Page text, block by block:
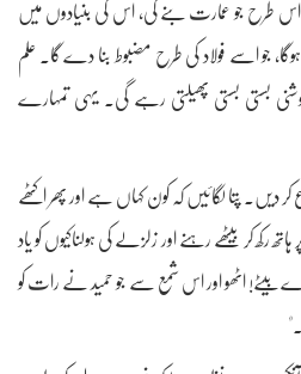
اس طرح جو عمارت بنے گی، اس کی بنیادوں میں
جو اسے فولاد کی طرح مضبوط بنا دے گا۔ علم
بستی بستی پھیلتی رہے گی۔ یہی تمہارے
پتا لگائیں کہ کون کہاں ہے اور پھر اکٹھے
رکھ کر بیٹھے رہنے اور زلزلے کی ہولناکیوں کو یاد
بیٹے! اٹھو اور اس شمع سے جو حمید نے رات کو